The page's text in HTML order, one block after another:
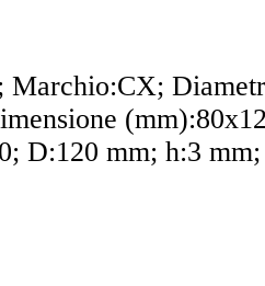
Marchio:CX;
D:120 mm; h:3 mm;